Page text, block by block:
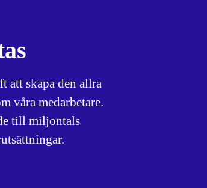
att skapa den allra
våra medarbetare.
till miljontals